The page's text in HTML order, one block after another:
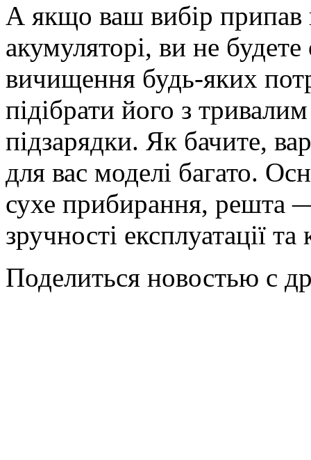
А якщо ваш вибір
акумуляторі, ви не
вичищення будь-яких
підібрати його з
підзарядки. Як бачите,
для вас моделі багато.
сухе прибирання, решта
зручності експлуатації
Поделиться новостью с